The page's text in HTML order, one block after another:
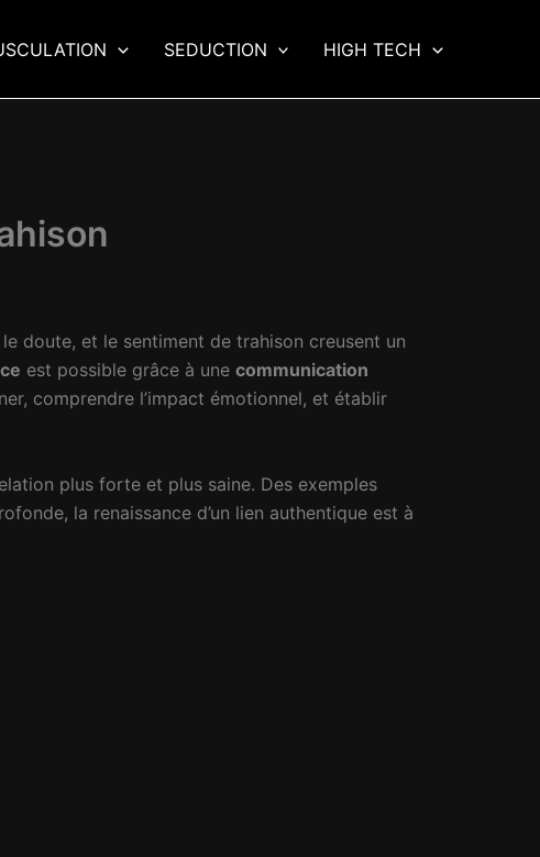
SEDUCTION HIGH TECH
doute, et le sentiment de trahison creusent un
est possible grâce à une communication
comprendre l’impact émotionnel, et établir
plus forte et plus saine. Des exemples
la renaissance d’un lien authentique est à